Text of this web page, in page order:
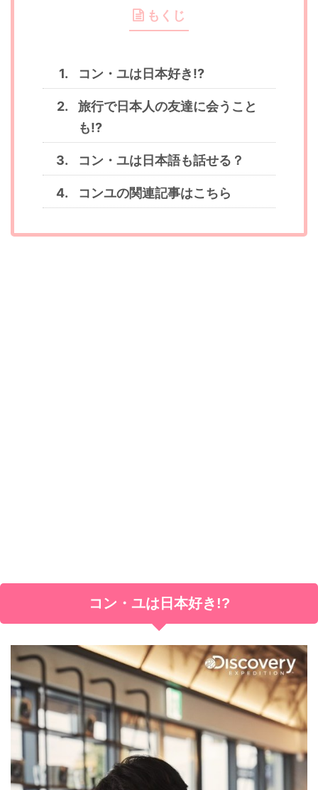
もくじ
コン・ユは日本好き!?
旅行で日本人の友達に会うこと
も!?
コン・ユは日本語も話せる？
コンユの関連記事はこちら
コン・ユは日本好き!?